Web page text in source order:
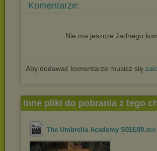
Komentarze:
Nie ma jeszcze żadnego
Aby dodawać komentarze musisz się
Inne pliki do pobrania z tego
The Umbrella Academy S01E09.avi